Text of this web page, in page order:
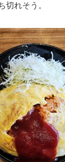
切れそう。